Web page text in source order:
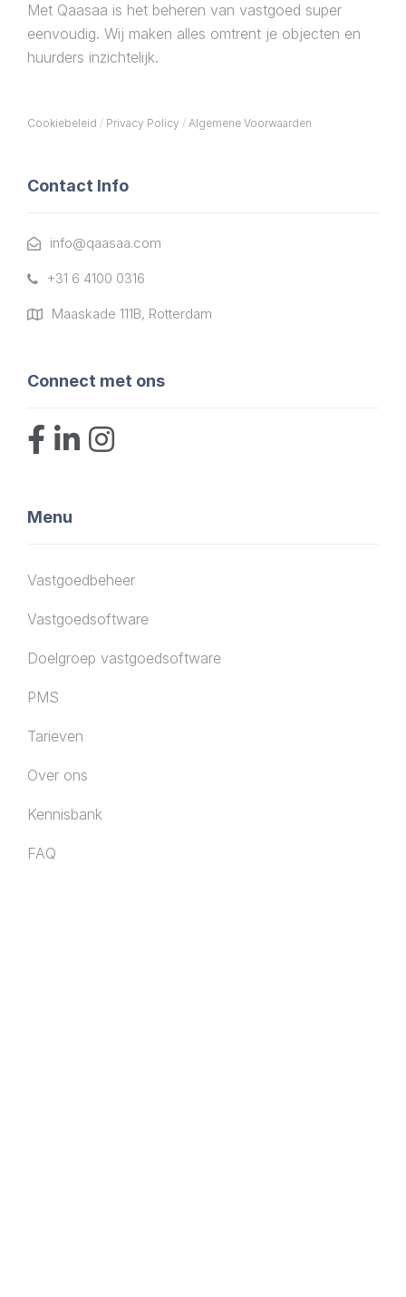
Met Qaasaa is het beheren van vastgoed super
eenvoudig. Wij maken alles omtrent je objecten en
huurders inzichtelijk.
Cookiebeleid / Privacy Policy / Algemene Voorwaarden
Contact Info
info@qaasaa.com
+31 6 4100 0316
Maaskade 111B, Rotterdam
Connect met ons
Menu
Vastgoedbeheer
Vastgoedsoftware
Doelgroep vastgoedsoftware
PMS
Tarieven
Over ons
Kennisbank
FAQ